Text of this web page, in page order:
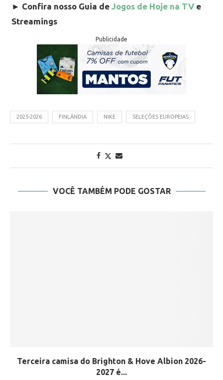
► Confira nosso Guia de Jogos de Hoje na TV e
Streamings
Publicidade
2025-2026 FINLÂNDIA NIKE SELEÇÕES EUROPEIAS
VOCÊ TAMBÉM PODE GOSTAR
Terceira camisa do Brighton & Hove Albion 2026-
2027 é...